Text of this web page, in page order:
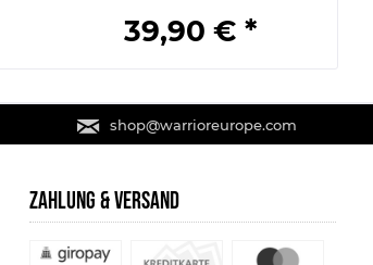
39,90 € *
shop@warrioreurope.com
ZAHLUNG & VERSAND